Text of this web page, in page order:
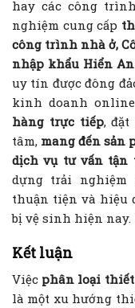
hay các công
nghiệm cung cấp
công trình nhà ở,
nhập khẩu Hiển
uy tín được đông
kinh doanh
hàng trực tiếp,
tâm, mang đến sản
dịch vụ tư vấn tận
dựng trải nghiệm
thuận tiện và hiệu
bị vệ sinh hiện
Kết luận
Việc phân loại
là một xu hướng